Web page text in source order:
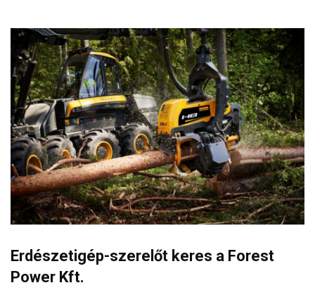
Erdészetigép-szerelőt keres a Forest
Power Kft.